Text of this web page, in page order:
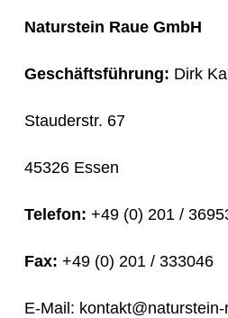
Naturstein Raue GmbH
Geschäftsführung: Dirk
Stauderstr. 67
45326 Essen
Telefon: +49 (0) 201 /
Fax: +49 (0) 201 / 333046
E-Mail: